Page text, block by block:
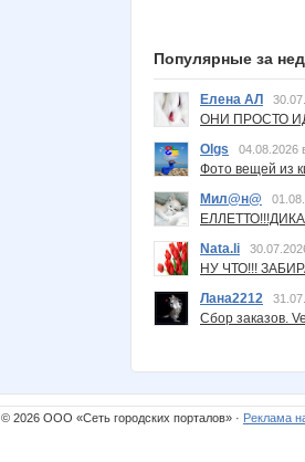
Популярные за
Елена АЛ
ОНИ ПРОСТО
Olgs
04.08.2026
Фото вещей из
Мил@н@
Nata.li
НУ ЧТО!!!
Лана2212
Сбор заказов.
© 2026 ООО «Сеть городских порталов» · Реклама